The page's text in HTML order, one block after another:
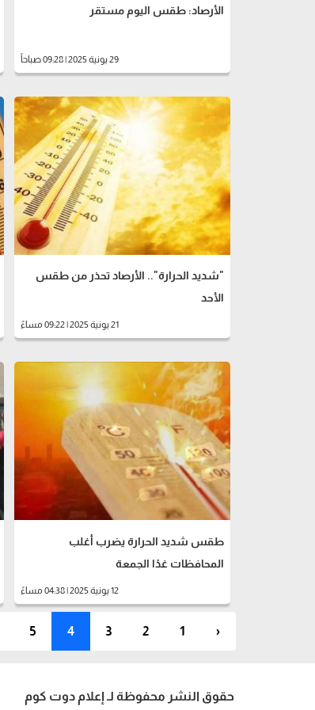
الأرصاد: طقس اليوم مستقر
29 يونية 2025 | 09:28 صباحاً
"شديد الحرارة".. الأرصاد تحذر من طقس
الأحد
21 يونية 2025 | 09:22 مساءً
طقس شديد الحرارة يضرب أغلب
المحافظات غدًا الجمعة
12 يونية 2025 | 04:38 مساءً
‹
1
2
3
4
5
حقوق النشر محفوظة لـ إعلام دوت كوم